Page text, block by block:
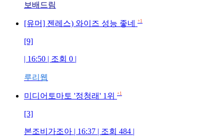
보배드림
[유머] 젠레스) 와이즈 성능 좋네 +1
[9]
| 16:50 | 조회 0 |
루리웹
미디어토마토 '정청래' 1위 +1
[3]
본조비가조아 | 16:37 | 조회 484 |